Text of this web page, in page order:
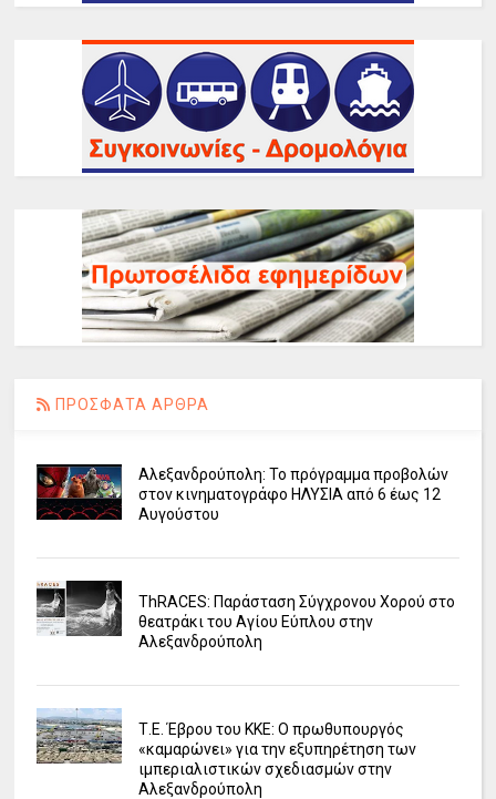
ΠΡΟΣΦΑΤΑ ΑΡΘΡΑ
Αλεξανδρούπολη: Το πρόγραμμα προβολών
στον κινηματογράφο ΗΛΥΣΙΑ από 6 έως 12
Αυγούστου
ΤhRACES: Παράσταση Σύγχρονου Χορού στο
θεατράκι του Αγίου Εύπλου στην
Αλεξανδρούπολη
Τ.Ε. Έβρου του ΚΚΕ: Ο πρωθυπουργός
«καμαρώνει» για την εξυπηρέτηση των
ιμπεριαλιστικών σχεδιασμών στην
Αλεξανδρούπολη